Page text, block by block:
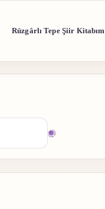
Rüzgârlı Tepe Şiir Kitabım